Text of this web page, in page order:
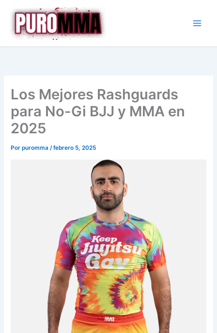
contenido
Los Mejores Rashguards
para No-Gi BJJ y MMA en
2025
Porpuromma/febrero 5, 2025